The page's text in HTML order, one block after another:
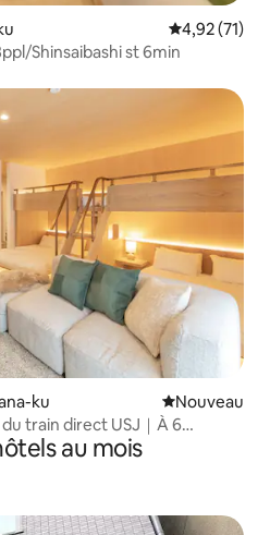
Évaluation
4,92 (71)
Shinsaibashi st 6min
ku Nouvel
Nouveau
train direct USJ｜À 6
construction 2026｜À 3
A
au mois